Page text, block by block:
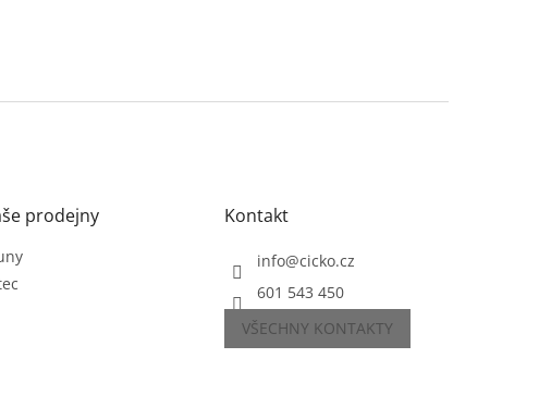
prodejny Kontakt
info@cicko.cz
601 543 450
VŠECHNY KONTAKTY